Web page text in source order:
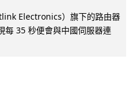
Electronics）旗下的路由器
每 35 秒便會與中國伺服器連